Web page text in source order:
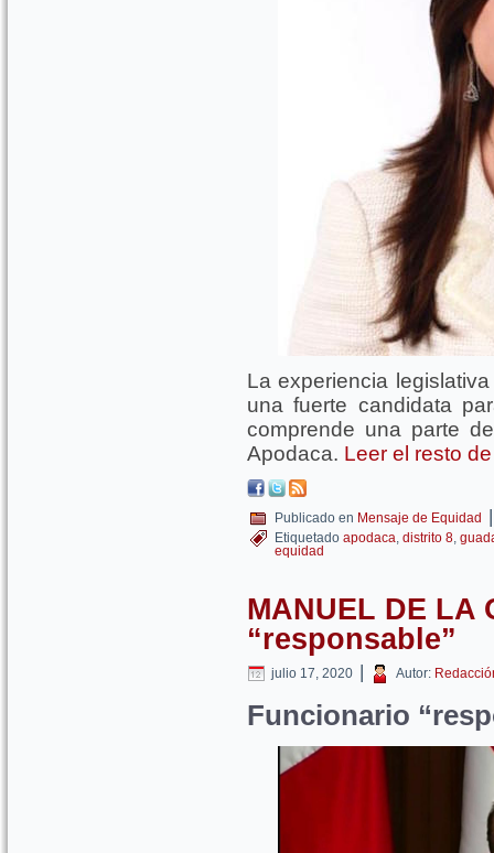
La experiencia
una fuerte candidata
comprende una parte
Apodaca. Leer el resto
Publicado en Mensaje de Equidad |
Etiquetado apodaca, distrito 8,
equidad
MANUEL DE LA
“responsable”
julio 17, 2020 | Autor:
Funcionario